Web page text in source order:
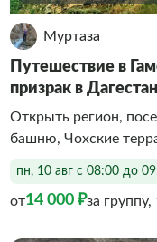
Муртаза
Путешествие в
призрак в
Открыть регион,
башню, Чохские
пн, 10 авг с 08:00 до
от14 000 ₽за